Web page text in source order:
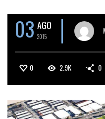
03 AGO
2015
0 2.9K 0